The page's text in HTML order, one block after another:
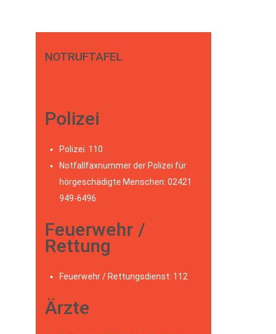
NOTRUFTAFEL
Polizei
Polizei: 110
Notfallfaxnummer der Polizei für
hörgeschädigte Menschen: 02421
949-6496
Feuerwehr /
Rettung
Feuerwehr / Rettungsdienst: 112
Ärzte